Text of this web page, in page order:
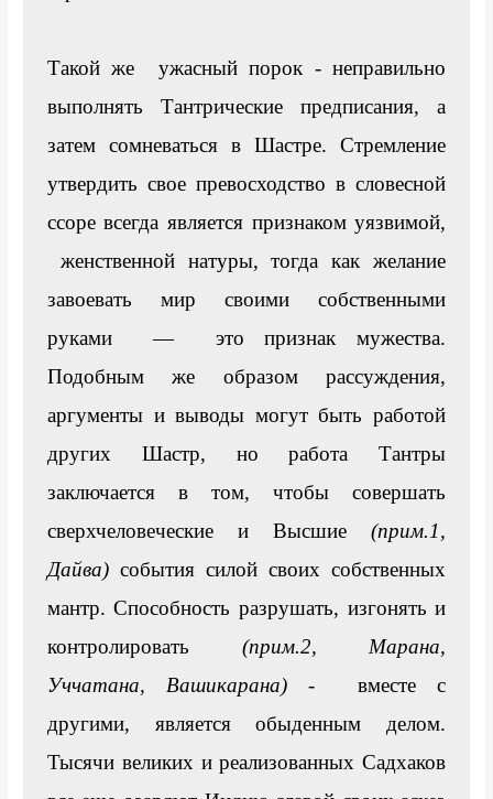
Такой же  ужасный порок - неправильно
выполнять Тантрические предписания, а
затем сомневаться в Шастре. Стремление
утвердить свое превосходство в словесной
ссоре всегда является признаком уязвимой,
женственной натуры, тогда как желание
завоевать мир своими собственными
руками  —  это признак мужества.
Подобным же образом рассуждения,
аргументы и выводы могут быть работой
других Шастр, но работа Тантры
заключается в том, чтобы совершать
сверхчеловеческие и Высшие (прим.1,
Дайва) события силой своих собственных
мантр. Способность разрушать, изгонять и
контролировать (прим.2, Марана,
Уччатана, Вашикарана)
-  вместе с
другими, является обыденным делом.
Тысячи великих и реализованных Садхаков